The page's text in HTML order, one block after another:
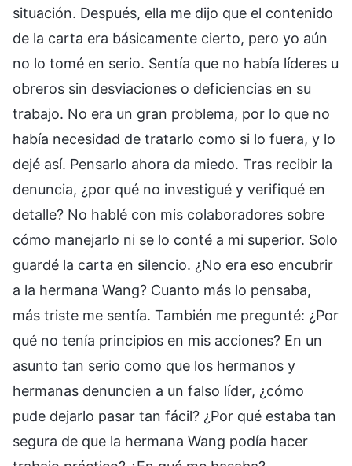
situación. Después, ella me dijo que el contenido
de la carta era básicamente cierto, pero yo aún
no lo tomé en serio. Sentía que no había líderes u
obreros sin desviaciones o deficiencias en su
trabajo. No era un gran problema, por lo que no
había necesidad de tratarlo como si lo fuera, y lo
dejé así. Pensarlo ahora da miedo. Tras recibir la
denuncia, ¿por qué no investigué y verifiqué en
detalle? No hablé con mis colaboradores sobre
cómo manejarlo ni se lo conté a mi superior. Solo
guardé la carta en silencio. ¿No era eso encubrir
a la hermana Wang? Cuanto más lo pensaba,
más triste me sentía. También me pregunté: ¿Por
qué no tenía principios en mis acciones? En un
asunto tan serio como que los hermanos y
hermanas denuncien a un falso líder, ¿cómo
pude dejarlo pasar tan fácil? ¿Por qué estaba tan
segura de que la hermana Wang podía hacer